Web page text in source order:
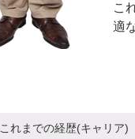
こ
適
これまでの経歴(キャリア)